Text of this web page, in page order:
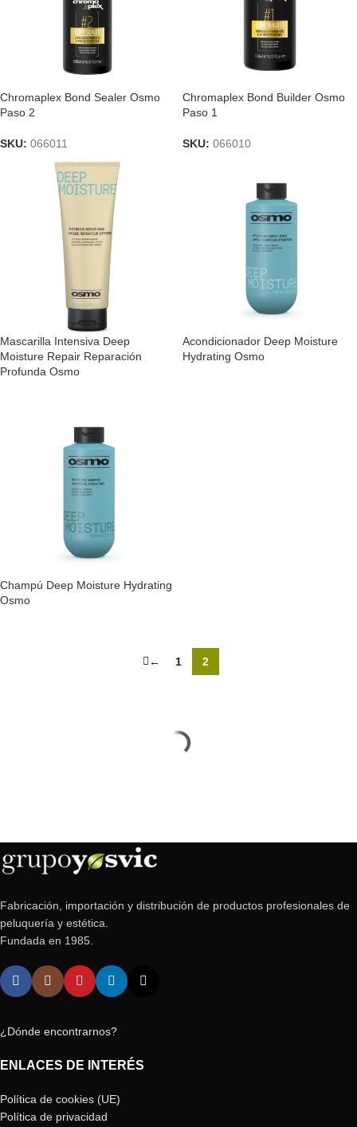
Chromaplex Bond Sealer Osmo
Paso 2
SKU: 066011
Chromaplex Bond Builder Osmo
Paso 1
SKU: 066010
Mascarilla Intensiva Deep
Moisture Repair Reparación
Profunda Osmo
Acondicionador Deep Moisture
Hydrating Osmo
Champú Deep Moisture Hydrating
Osmo
← 1 2
Fabricación, importación y distribución de productos profesionales de
peluquería y estética.
Fundada en 1985.
¿Dónde encontrarnos?
ENLACES DE INTERÉS
Política de cookies (UE)
Política de privacidad